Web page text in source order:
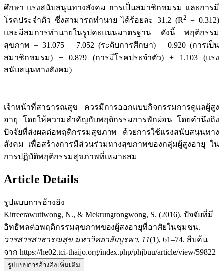
ศึกษา แรงสนับสนุนทางสังคม การเป็นสมาชิกชมรม และการมี
โรคประจำตัว ซึ่งสามารถทำนาย ได้ร้อยละ 31.2 (R2 = 0.312)
และมีสมการทำนายในรูปคะแนนมาตรฐาน ดังนี้ พฤติกรรม
สุขภาพ = 31.075 + 7.052 (ระดับการศึกษา) + 0.920 (การเป็น
สมาชิกชมรม) + 0.879 (การมีโรคประจำตัว) + 1.103 (แรง
สนับสนุนทางสังคม)
เจ้าหน้าที่สาธารณสุข ควรมีการออกแบบกิจกรรมการดูแลผู้สูง
อายุ โดยให้ความสำคัญกับพฤติกรรมการพักผ่อน โดยคำนึงถึง
ปัจจัยที่ส่งผลต่อพฤติกรรมสุขภาพ ด้วยการใช้แรงสนับสนุนทาง
สังคม เพื่อสร้างการมีส่วนร่วมทางสุขภาพของกลุ่มผู้สูงอายุ ใน
การปฏิบัติพฤติกรรมสุขภาพที่เหมาะสม
Article Details
รูปแบบการอ้างอิง
Kitreerawutiwong, N., & Mekrungrongwong, S. (2016). ปัจจัยที่มี
อิทธิพลต่อพฤติกรรมสุขภาพของผู้สงอายุที่อาศัยในชุมชน.
วารสารสาธารณสุข มหาวิทยาลัยบูรพา, 11(1), 61–74. สืบค้น
จาก https://he02.tci-thaijo.org/index.php/phjbuu/article/view/59822
รูปแบบการอ้างอิงเพิ่มเติม